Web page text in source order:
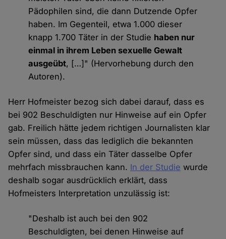
Pädophilen sind, die dann Dutzende Opfer
haben. Im Gegenteil, etwa 1.000 dieser
knapp 1.700 Täter in der Studie haben nur
einmal in ihrem Leben sexuelle Gewalt
ausgeübt, […]" (Hervorhebung durch den
Autoren).
Herr Hofmeister bezog sich dabei darauf, dass es
bei 902 Beschuldigten nur Hinweise auf ein Opfer
gab. Freilich hätte jedem richtigen Journalisten klar
sein müssen, dass das lediglich die bekannten
Opfer sind, und dass ein Täter dasselbe Opfer
mehrfach missbrauchen kann. In der Studie wurde
deshalb sogar ausdrücklich erklärt, dass
Hofmeisters Interpretation unzulässig ist:
"Deshalb ist auch bei den 902
Beschuldigten, bei denen Hinweise auf